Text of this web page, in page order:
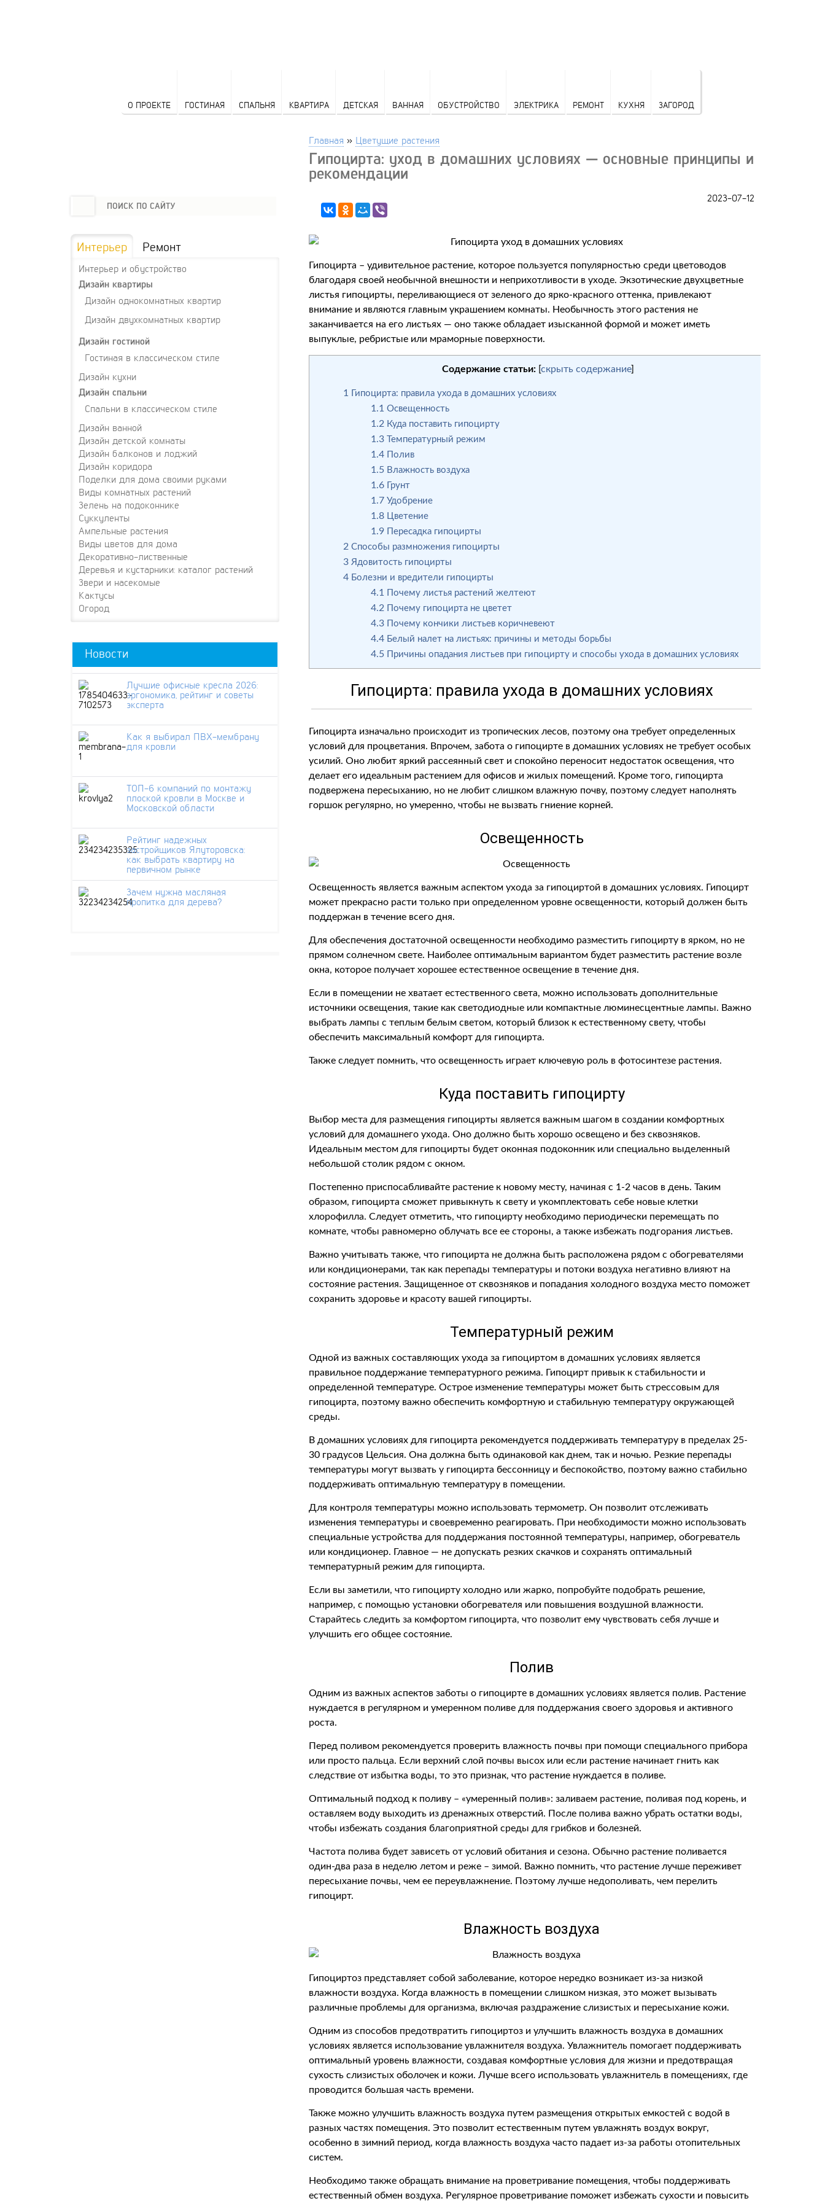
О ПРОЕКТЕ ГОСТИНАЯ СПАЛЬНЯ КВАРТИРА ДЕТСКАЯ ВАННАЯ ОБУСТРОЙСТВО ЭЛЕКТРИКА РЕМОНТ КУХНЯ ЗАГОРОД
Главная » Цветущие растения
Гипоцирта: уход в домашних условиях — основные принципы и
рекомендации
2023-07-12
Гипоцирта – удивительное растение, которое пользуется популярностью среди цветоводов
благодаря своей необычной внешности и неприхотливости в уходе. Экзотические двухцветные
листья гипоцирты, переливающиеся от зеленого до ярко-красного оттенка, привлекают
внимание и являются главным украшением комнаты. Необычность этого растения не
заканчивается на его листьях — оно также обладает изысканной формой и может иметь
выпуклые, ребристые или мраморные поверхности.
Содержание статьи: [скрыть содержание]
1 Гипоцирта: правила ухода в домашних условиях
1.1 Освещенность
1.2 Куда поставить гипоцирту
1.3 Температурный режим
1.4 Полив
1.5 Влажность воздуха
1.6 Грунт
1.7 Удобрение
1.8 Цветение
1.9 Пересадка гипоцирты
2 Способы размножения гипоцирты
3 Ядовитость гипоцирты
4 Болезни и вредители гипоцирты
4.1 Почему листья растений желтеют
4.2 Почему гипоцирта не цветет
4.3 Почему кончики листьев коричневеют
4.4 Белый налет на листьях: причины и методы борьбы
4.5 Причины опадания листьев при гипоцирту и способы ухода в домашних условиях
Гипоцирта: правила ухода в домашних условиях
Гипоцирта изначально происходит из тропических лесов, поэтому она требует определенных
условий для процветания. Впрочем, забота о гипоцирте в домашних условиях не требует особых
усилий. Оно любит яркий рассеянный свет и спокойно переносит недостаток освещения, что
делает его идеальным растением для офисов и жилых помещений. Кроме того, гипоцирта
подвержена пересыханию, но не любит слишком влажную почву, поэтому следует наполнять
горшок регулярно, но умеренно, чтобы не вызвать гниение корней.
Освещенность
Освещенность является важным аспектом ухода за гипоциртой в домашних условиях. Гипоцирт
может прекрасно расти только при определенном уровне освещенности, который должен быть
поддержан в течение всего дня.
Для обеспечения достаточной освещенности необходимо разместить гипоцирту в ярком, но не
прямом солнечном свете. Наиболее оптимальным вариантом будет разместить растение возле
окна, которое получает хорошее естественное освещение в течение дня.
Если в помещении не хватает естественного света, можно использовать дополнительные
источники освещения, такие как светодиодные или компактные люминесцентные лампы. Важно
выбрать лампы с теплым белым светом, который близок к естественному свету, чтобы
обеспечить максимальный комфорт для гипоцирта.
Также следует помнить, что освещенность играет ключевую роль в фотосинтезе растения.
Куда поставить гипоцирту
Выбор места для размещения гипоцирты является важным шагом в создании комфортных
условий для домашнего ухода. Оно должно быть хорошо освещено и без сквозняков.
Идеальным местом для гипоцирты будет оконная подоконник или специально выделенный
небольшой столик рядом с окном.
Постепенно приспосабливайте растение к новому месту, начиная с 1-2 часов в день. Таким
образом, гипоцирта сможет привыкнуть к свету и укомплектовать себе новые клетки
хлорофилла. Следует отметить, что гипоцирту необходимо периодически перемещать по
комнате, чтобы равномерно облучать все ее стороны, а также избежать подгорания листьев.
Важно учитывать также, что гипоцирта не должна быть расположена рядом с обогревателями
или кондиционерами, так как перепады температуры и потоки воздуха негативно влияют на
состояние растения. Защищенное от сквозняков и попадания холодного воздуха место поможет
сохранить здоровье и красоту вашей гипоцирты.
Температурный режим
Одной из важных составляющих ухода за гипоциртом в домашних условиях является
правильное поддержание температурного режима. Гипоцирт привык к стабильности и
определенной температуре. Острое изменение температуры может быть стрессовым для
гипоцирта, поэтому важно обеспечить комфортную и стабильную температуру окружающей
среды.
В домашних условиях для гипоцирта рекомендуется поддерживать температуру в пределах 25-
30 градусов Цельсия. Она должна быть одинаковой как днем, так и ночью. Резкие перепады
температуры могут вызвать у гипоцирта бессонницу и беспокойство, поэтому важно стабильно
поддерживать оптимальную температуру в помещении.
Для контроля температуры можно использовать термометр. Он позволит отслеживать
изменения температуры и своевременно реагировать. При необходимости можно использовать
специальные устройства для поддержания постоянной температуры, например, обогреватель
или кондиционер. Главное — не допускать резких скачков и сохранять оптимальный
температурный режим для гипоцирта.
Если вы заметили, что гипоцирту холодно или жарко, попробуйте подобрать решение,
например, с помощью установки обогревателя или повышения воздушной влажности.
Старайтесь следить за комфортом гипоцирта, что позволит ему чувствовать себя лучше и
улучшить его общее состояние.
Полив
Одним из важных аспектов заботы о гипоцирте в домашних условиях является полив. Растение
нуждается в регулярном и умеренном поливе для поддержания своего здоровья и активного
роста.
Перед поливом рекомендуется проверить влажность почвы при помощи специального прибора
или просто пальца. Если верхний слой почвы высох или если растение начинает гнить как
следствие от избытка воды, то это признак, что растение нуждается в поливе.
Оптимальный подход к поливу – «умеренный полив»: заливаем растение, поливая под корень, и
оставляем воду выходить из дренажных отверстий. После полива важно убрать остатки воды,
чтобы избежать создания благоприятной среды для грибков и болезней.
Частота полива будет зависеть от условий обитания и сезона. Обычно растение поливается
один-два раза в неделю летом и реже – зимой. Важно помнить, что растение лучше переживет
пересыхание почвы, чем ее переувлажнение. Поэтому лучше недополивать, чем перелить
гипоцирт.
Влажность воздуха
Гипоциртоз представляет собой заболевание, которое нередко возникает из-за низкой
влажности воздуха. Когда влажность в помещении слишком низкая, это может вызывать
различные проблемы для организма, включая раздражение слизистых и пересыхание кожи.
Одним из способов предотвратить гипоциртоз и улучшить влажность воздуха в домашних
условиях является использование увлажнителя воздуха. Увлажнитель помогает поддерживать
оптимальный уровень влажности, создавая комфортные условия для жизни и предотвращая
сухость слизистых оболочек и кожи. Лучше всего использовать увлажнитель в помещениях, где
проводится большая часть времени.
Также можно улучшить влажность воздуха путем размещения открытых емкостей с водой в
разных частях помещения. Это позволит естественным путем увлажнять воздух вокруг,
особенно в зимний период, когда влажность воздуха часто падает из-за работы отопительных
систем.
Необходимо также обращать внимание на проветривание помещения, чтобы поддерживать
естественный обмен воздуха. Регулярное проветривание поможет избежать сухости и повысить
Интерьер Ремонт
Интерьер и обустройство
Дизайн квартиры
Дизайн однокомнатных квартир
Дизайн двухкомнатных квартир
Дизайн гостиной
Гостиная в классическом стиле
Дизайн кухни
Дизайн спальни
Спальни в классическом стиле
Дизайн ванной
Дизайн детской комнаты
Дизайн балконов и лоджий
Дизайн коридора
Поделки для дома своими руками
Виды комнатных растений
Зелень на подоконнике
Суккуленты
Ампельные растения
Виды цветов для дома
Декоративно-лиственные
Деревья и кустарники: каталог растений
Звери и насекомые
Кактусы
Огород
Новости
Лучшие офисные кресла 2026:
эргономика, рейтинг и советы
эксперта
Как я выбирал ПВХ-мембрану
для кровли
ТОП-6 компаний по монтажу
плоской кровли в Москве и
Московской области
Рейтинг надежных
застройщиков Ялуторовска:
как выбрать квартиру на
первичном рынке
Зачем нужна масляная
пропитка для дерева?